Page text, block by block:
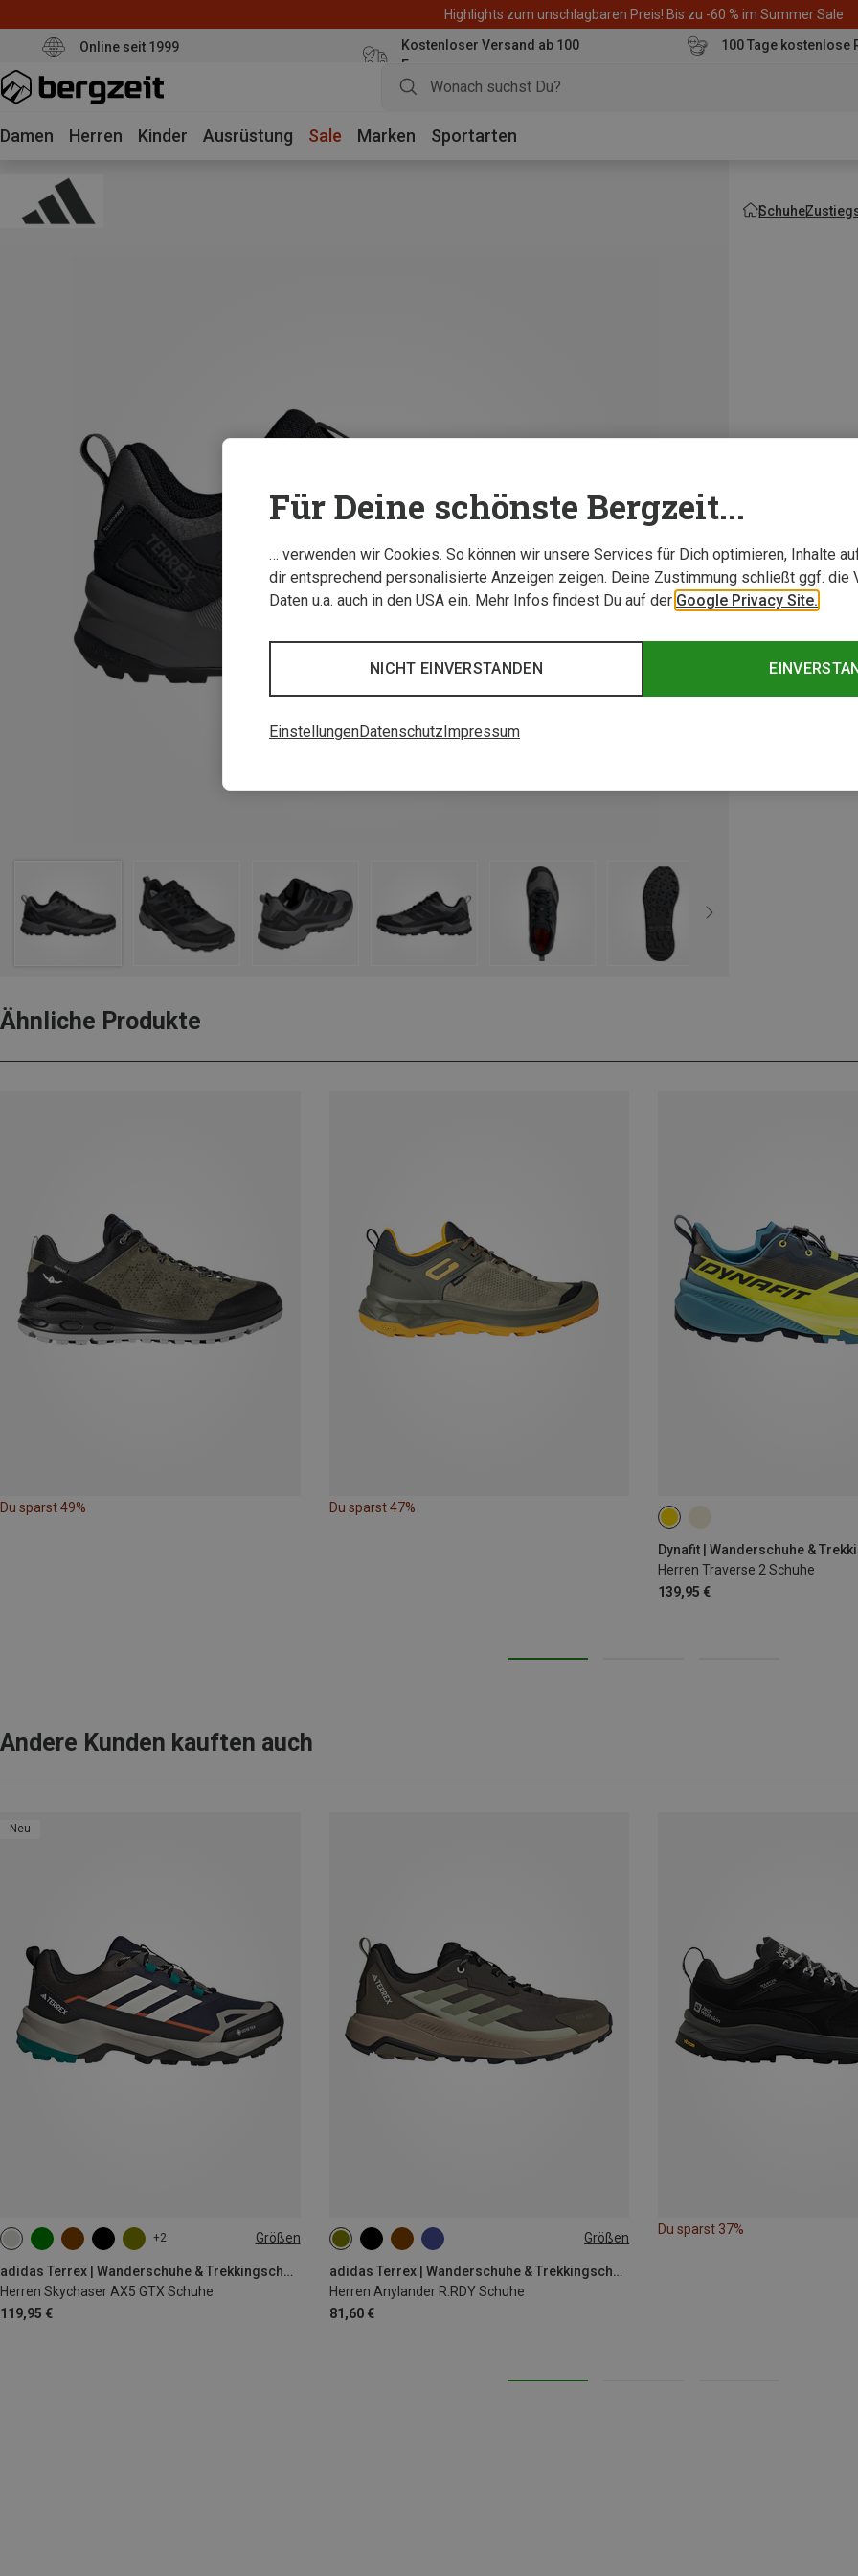
Highlights zum unschlagbaren Preis! Bis zu -60 % im Summer Sale
Online seit 1999
Kostenloser Versand ab 100
Euro
100 Tage kostenlose
Damen Herren Kinder Ausrüstung Sale Marken Sportarten
Schuhe
Ähnliche Produkte
Du sparst 49% Du sparst 47%
Dynafit | Wanderschuhe &
Herren Traverse 2 Schuhe
139,95 €
Andere Kunden kauften auch
Neu
+2 Größen
adidas Terrex | Wanderschuhe & Trekkingschuhe
Herren Skychaser AX5 GTX Schuhe
119,95 €
Größen
adidas Terrex | Wanderschuhe & Trekkingschuhe
Herren Anylander R.RDY Schuhe
81,60 €
Du sparst 37%
Für Deine schönste Bergzeit...
… verwenden wir Cookies. So können wir unsere Services für Dich optimieren, Inhalte
dir entsprechend personalisierte Anzeigen zeigen. Deine Zustimmung schließt ggf. die
Daten u.a. auch in den USA ein. Mehr Infos findest Du auf der Google Privacy Site.
NICHT EINVERSTANDEN
EinstellungenDatenschutz Impressum